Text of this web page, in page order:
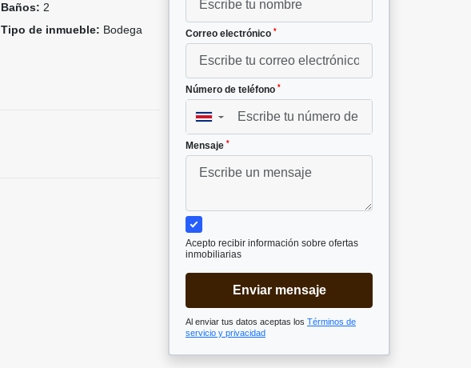
Baños: 2
Tipo de inmueble: Bodega
Correo electrónico *
Número de teléfono *
▼
Mensaje *
Acepto recibir información sobre ofertas
inmobiliarias
Enviar mensaje
Al enviar tus datos aceptas los Términos de
servicio y privacidad